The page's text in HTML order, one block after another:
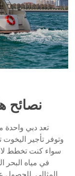
نصائح
تعد دبي واحدة
وتوفر تأجير اليخوت
سواء كنت تخطط
في مياه البحر